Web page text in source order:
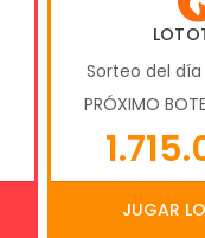
Sorteo del
PRÓXIMO
JUGAR